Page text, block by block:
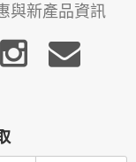
與新產品資訊